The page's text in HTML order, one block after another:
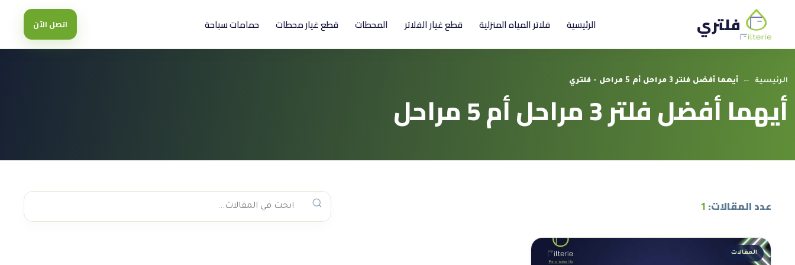
فلتري الرئيسية فلاتر المياه المنزلية قطع غيار الفلاتر المحطات قطع غيار محطات حمامات سباحة اتصل الآن
الرئيسية ← أيهما أفضل فلتر 3 مراحل أم 5 مراحل - فلتري
أيهما أفضل فلتر 3 مراحل أم 5 مراحل
عدد المقالات:1
المقالات